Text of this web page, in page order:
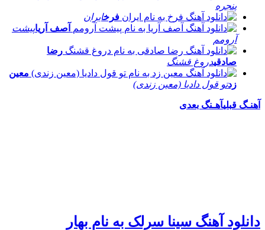
پنجره
فرخایران
آصف آریاپیشت
آرومم
رضا
صادقیدروغ قشنگ
معین
زدتو قول دادیا (معین زندی)
آهنـگ قبلیآهـنگ بعدی
دانلود آهنگ سینا سرلک به نام بهار